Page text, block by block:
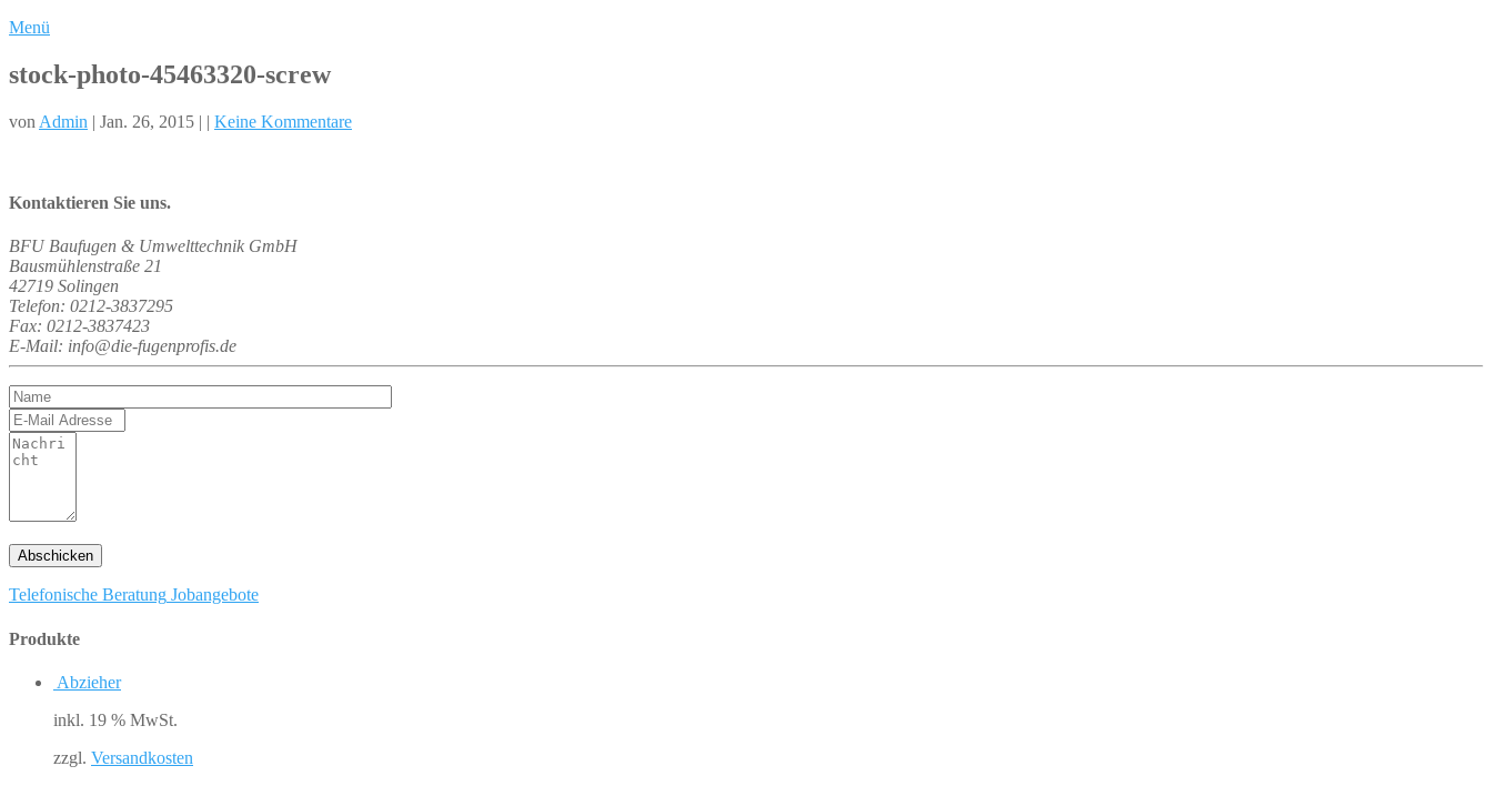
Menü
stock-photo-45463320-screw
von Admin | Jan. 26, 2015 | | Keine Kommentare
Kontaktieren Sie uns.
BFU Baufugen & Umwelttechnik GmbH
Bausmühlenstraße 21
42719 Solingen
Telefon: 0212-3837295
Fax: 0212-3837423
E-Mail: info@die-fugenprofis.de
Telefonische Beratung Jobangebote
Produkte
Abzieher
inkl. 19 % MwSt.
zzgl. Versandkosten